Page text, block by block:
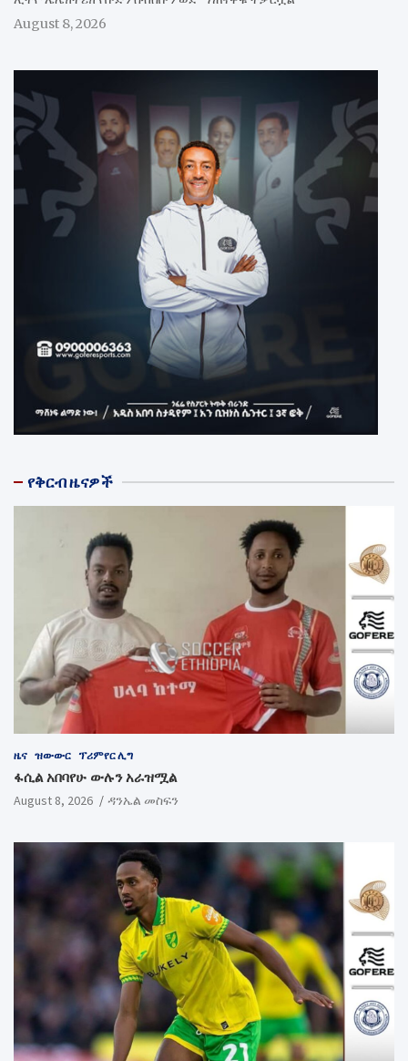
August 8, 2026
የቅርብ ዜናዎች
ዜና ዝውውር ፕሪምየር ሊግ
ፋሲል አበባየሁ ውሉን አራዝሟል
August 8, 2026 ዳንኤል መስፍን